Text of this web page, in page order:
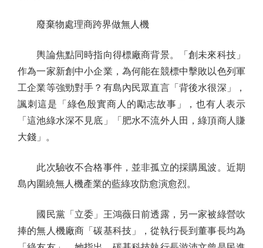
廢棄物處理商跨界做無人機
輿論焦點同時指向得標廠商背景。「創未來科技」
作為一家新創中小企業，為何能在競標中擊敗以色列軍
工企業等強勁對手？有島內民眾直言「背後水很深」，
諷刺這是「綠色殷實商人的勵志故事」，也有人表示
「這池綠水深不見底」「肥水不流外人田，綠頂商人賺
大錢」。
此次驗收不合格事件，並非孤立的採購風波。近期
島內圍繞無人機產業的藍綠攻防愈演愈烈。
國民黨「立委」王鴻薇日前透露，另一家被綠營吹
捧的無人機廠商「碳基科技」，從執行長到董事長均為